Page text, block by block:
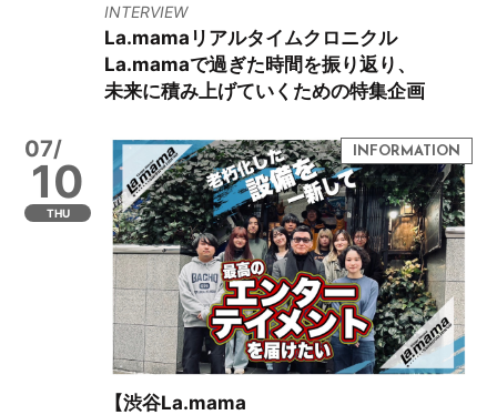
INTERVIEW
La.mamaリアルタイムクロニクル
La.mamaで過ぎた時間を振り返り、
未来に積み上げていくための特集企画
07/
10
THU
【渋谷La.mama